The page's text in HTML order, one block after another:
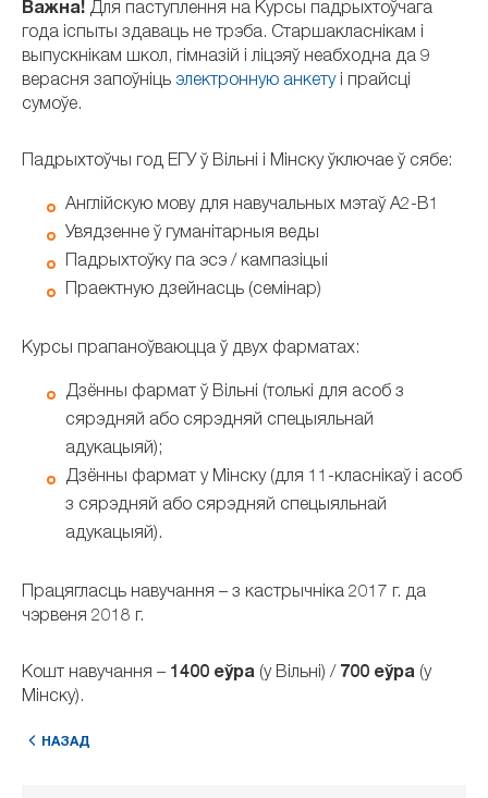
Важна! Для паступлення на Курсы падрыхтоўчага
года іспыты здаваць не трэба. Старшакласнікам і
выпускнікам школ, гімназій і ліцэяў неабходна да 9
верасня запоўніць электронную анкетуі прайсці
сумоўе.
Падрыхтоўчы год ЕГУ ў Вільні і Мінску ўключае ў сябе:
Англійскую мову для навучальных мэтаў А2-В1
Увядзенне ў гуманітарныя веды
Падрыхтоўку па эсэ / кампазіцыі
Праектную дзейнасць (семінар)
Курсы прапаноўваюцца ў двух фарматах:
Дзённы фармат ў Вільні (толькі для асоб з
сярэдняй або сярэдняй спецыяльнай
адукацыяй);
Дзённы фармат у Мінску (для 11-класнікаў і асоб
з сярэдняй або сярэдняй спецыяльнай
адукацыяй).
Працягласць навучання – з кастрычніка 2017 г. да
чэрвеня 2018 г.
Кошт навучання – 1400 еўра (у Вільні) / 700 еўра (у
Мінску).
НАЗАД